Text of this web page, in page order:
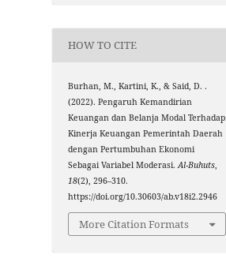
HOW TO CITE
Burhan, M., Kartini, K., & Said, D. .
(2022). Pengaruh Kemandirian
Keuangan dan Belanja Modal Terhadap
Kinerja Keuangan Pemerintah Daerah
dengan Pertumbuhan Ekonomi
Sebagai Variabel Moderasi.Al-Buhuts,
18(2), 296–310.
https://doi.org/10.30603/ab.v18i2.2946
More Citation Formats